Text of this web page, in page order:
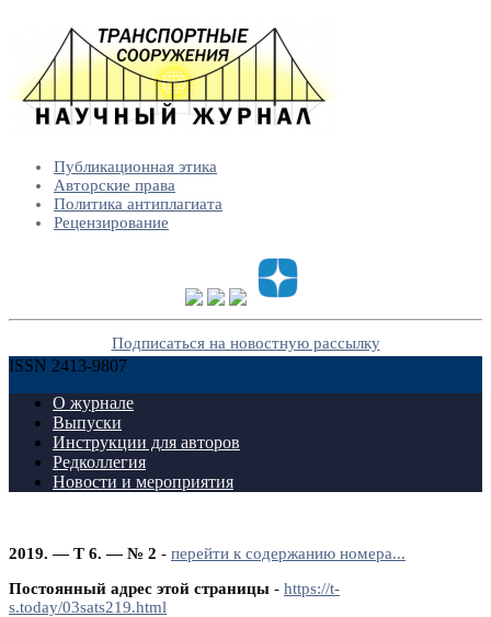
Публикационная этика
Авторские права
Политика антиплагиата
Рецензирование
Подписаться на новостную рассылку
ISSN 2413-9807
О журнале
Выпуски
Инструкции для авторов
Редколлегия
Новости и мероприятия
2019. — Т 6. — № 2 - перейти к содержанию номера...
Постоянный адрес этой страницы - https://t-
s.today/03sats219.html